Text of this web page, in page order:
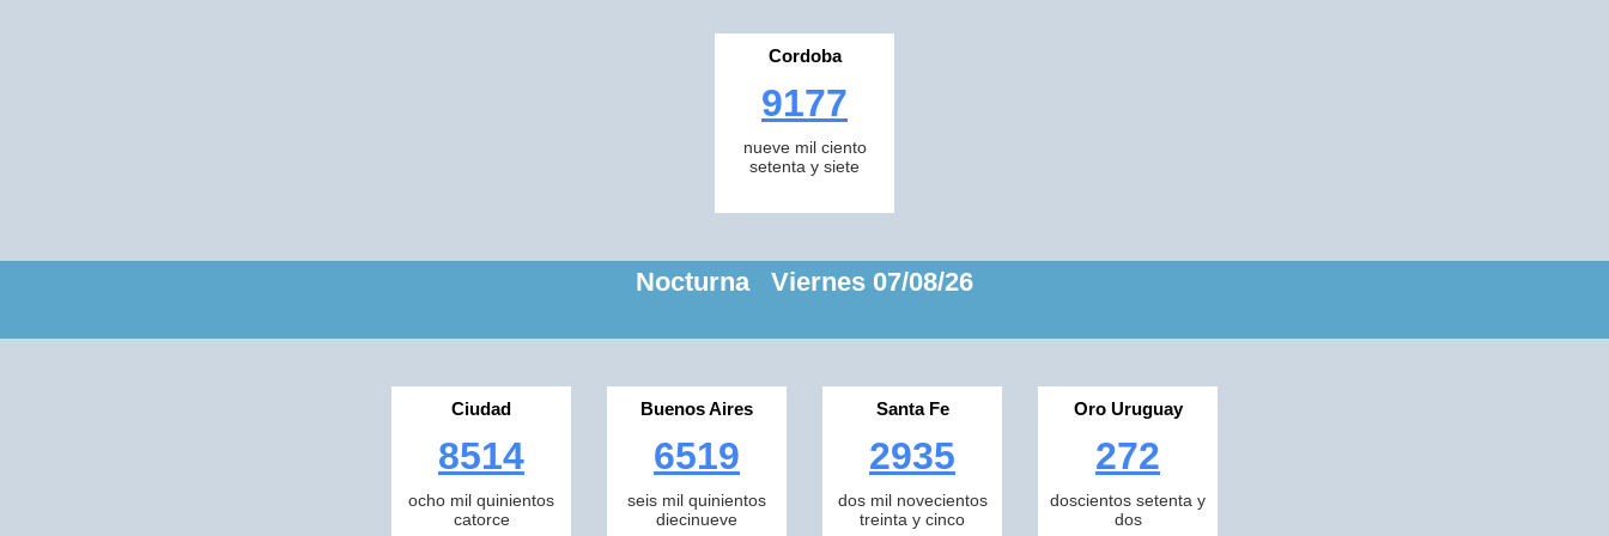
Cordoba
9177
nueve mil ciento
setenta y siete
Nocturna Viernes 07/08/26
Ciudad
8514
ocho mil quinientos
catorce
Buenos Aires
6519
seis mil quinientos
diecinueve
Santa Fe
2935
dos mil novecientos
treinta y cinco
Oro Uruguay
272
doscientos setenta y
dos